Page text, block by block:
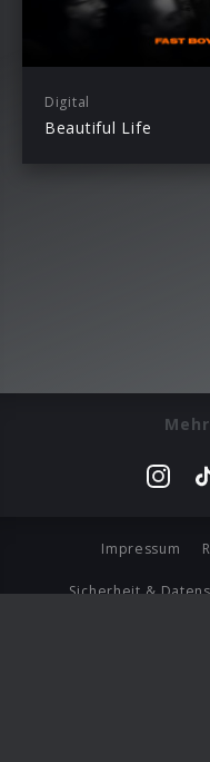
Digital
Beautiful Life
Impressum
Sicherheit &